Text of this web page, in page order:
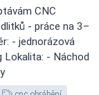
CNC
- práce na 3–
- jednorázová
Lokalita: - Náchod